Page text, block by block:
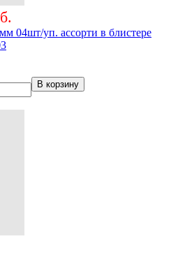
04шт/уп. ассорти в блистере
В корзину